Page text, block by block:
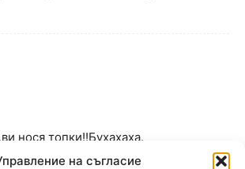
на съгласие
нося топки!!Бухахаха.